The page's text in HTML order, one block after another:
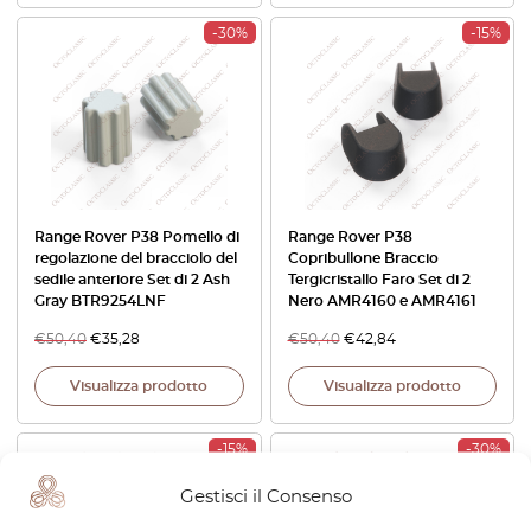
Gestisci il Consenso
-30%
Range Rover P38 Pomello di
regolazione del bracciolo del
sedile anteriore Set di 2 Ash
Gray BTR9254LNF
€50,40 €35,28
Visualizza prodotto
-15%
Range Rover P38
Copribullone Braccio
Tergicristallo Faro Set di 2
Nero AMR4160 e AMR4161
€50,40 €42,84
Visualizza prodotto
-15% -30%